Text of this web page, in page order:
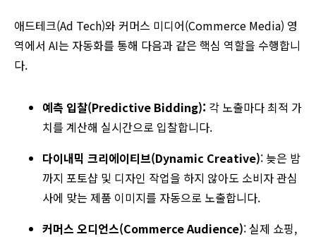
애드테크(Ad Tech)와 커머스 미디어(Commerce Media) 영
역에서 AI는 자동화를 통해 다음과 같은 핵심 역할을 수행합니
다.
예측 입찰(Predictive Bidding): 각 노출마다 최적 가
치를 계산해 실시간으로 입찰합니다.
다이내믹 크리에이티브(Dynamic Creative): 늦은 밤
까지 포토샵 및 디자인 작업을 하지 않아도 소비자 관심
사에 맞는 제품 이미지를 자동으로 노출합니다.
커머스 오디언스(Commerce Audience): 실제 쇼핑,